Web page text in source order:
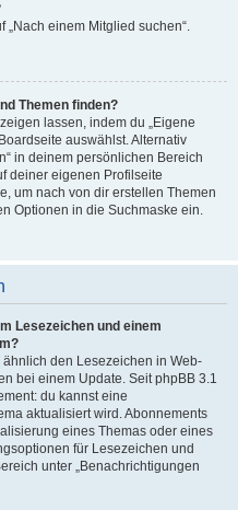
„Nach einem Mitglied suchen“.
Themen finden?
lassen, indem du „Eigene
auswählst. Alternativ
in deinem persönlichen Bereich
deiner eigenen Profilseite
um nach von dir erstellen Themen
Optionen in die Suchmaske ein.
Lesezeichen und einem
den Lesezeichen in Web-
bei einem Update. Seit phpBB 3.1
du kannst eine
aktualisiert wird. Abonnements
eines Themas oder eines
für Lesezeichen und
unter „Benachrichtigungen